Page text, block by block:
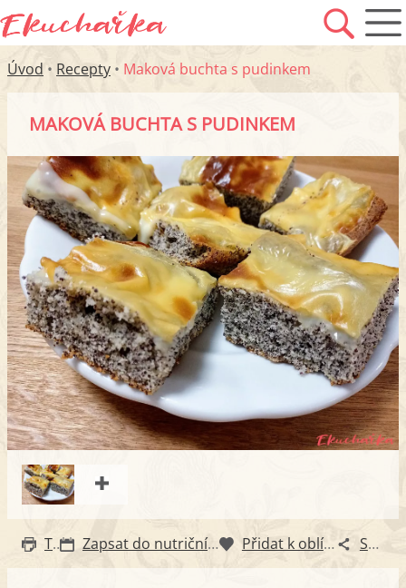
Úvod • Recepty • Maková buchta s pudinkem
MAKOVÁ BUCHTA S PUDINKEM
Tisk Zapsat do nutričního diáře Přidat k oblíbeným Sdílet